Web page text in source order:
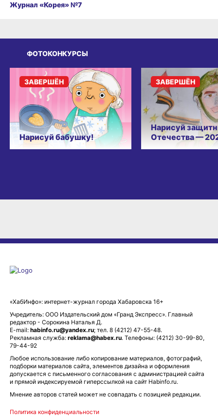
Журнал «Корея» №7
ФОТОКОНКУРСЫ
Нарисуй бабушку!
ЗАВЕРШЁН
Нарисуй
Отечества —
ЗАВЕРШЁН
«ХабИнфо»: интернет-журнал города Хабаровска 16+
Учредитель: ООО Издательский дом «Гранд Экспресс». Главный
редактор - Сорокина Наталья Д.
E-mail: habinfo.ru@yandex.ru; тел. 8 (4212) 47-55-48.
Рекламная служба: reklama@habex.ru. Телефоны: (4212) 30-99-80,
79-44-92
Любое использование либо копирование материалов, фотографий,
подборки материалов сайта, элементов дизайна и оформления
допускается с письменного согласования с администрацией сайта
и прямой индексируемой гиперссылкой на сайт Habinfo.ru.
Мнение авторов статей может не совпадать с позицией редакции.
Политика конфиденциальности